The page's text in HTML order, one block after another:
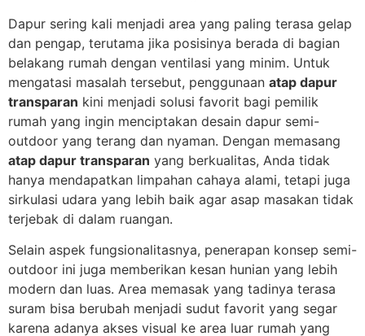
Dapur sering kali menjadi area yang paling terasa gelap
dan pengap, terutama jika posisinya berada di bagian
belakang rumah dengan ventilasi yang minim. Untuk
mengatasi masalah tersebut, penggunaan atap dapur
transparan kini menjadi solusi favorit bagi pemilik
rumah yang ingin menciptakan desain dapur semi-
outdoor yang terang dan nyaman. Dengan memasang
atap dapur transparan yang berkualitas, Anda tidak
hanya mendapatkan limpahan cahaya alami, tetapi juga
sirkulasi udara yang lebih baik agar asap masakan tidak
terjebak di dalam ruangan.
Selain aspek fungsionalitasnya, penerapan konsep semi-
outdoor ini juga memberikan kesan hunian yang lebih
modern dan luas. Area memasak yang tadinya terasa
suram bisa berubah menjadi sudut favorit yang segar
karena adanya akses visual ke area luar rumah yang